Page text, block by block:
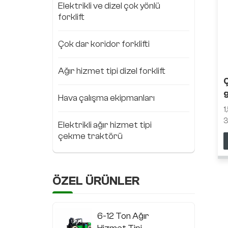
Elektrikli ve dizel çok yönlü
forklift
Çok dar koridor forklifti
Ağır hizmet tipi dizel forklift
Hava çalışma ekipmanları
Elektrikli ağır hizmet tipi
çekme traktörü
ÖZEL ÜRÜNLER
6-12 Ton Ağır